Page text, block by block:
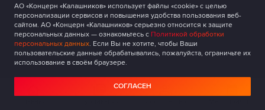
АО «Концерн «Калашников» использует файлы «cookie» с целью
персонализации сервисов и повышения удобства пользования веб-
сайтом. АО «Концерн «Калашников» серьезно относится к защите
персональных данных — ознакомьтесь с Политикой обработки
персональных данных. Если Вы не хотите, чтобы Ваши
пользовательские данные обрабатывались, пожалуйста, ограничьте их
использование в своём браузере.
СОГЛАСЕН